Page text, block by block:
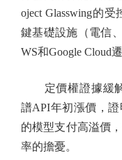
oject Glasswing的
鍵基礎設施（電信
WS和Google Cloud
定價權證據緩解
譜API年初漲價，
的模型支付高溢價
率的擔憂。